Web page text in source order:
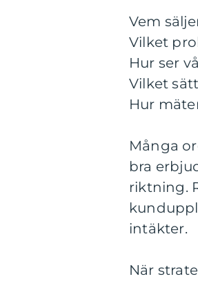
Vem
Vilket
Hur ser
Vilket
Hur
Många
bra
riktning.
intäkter.
När